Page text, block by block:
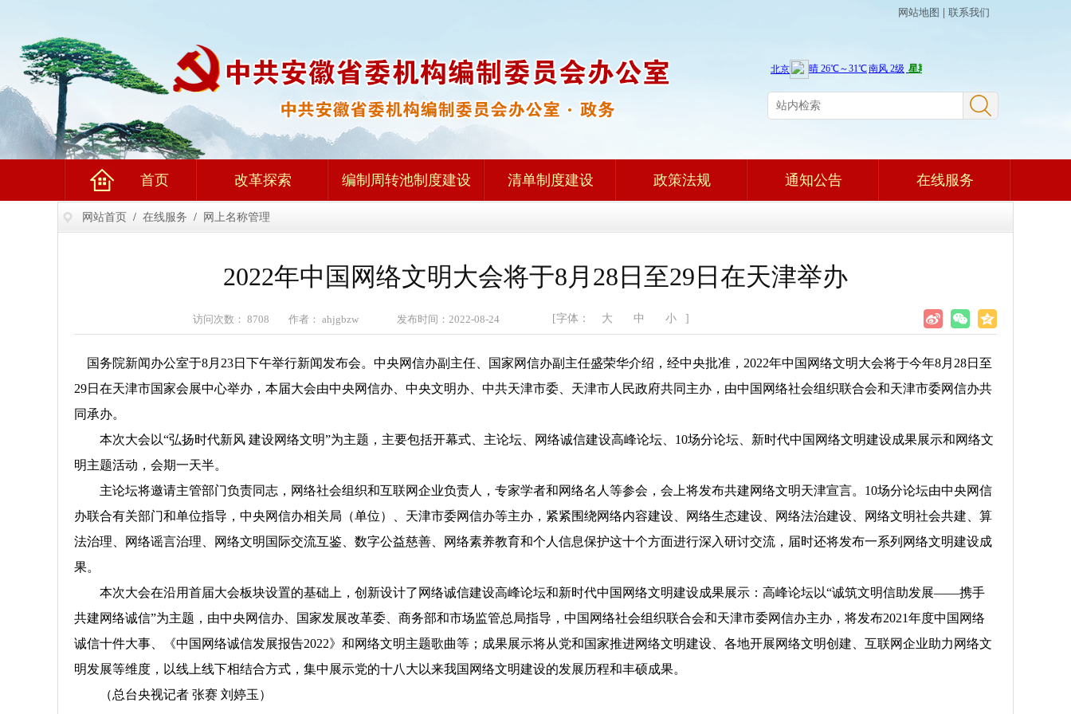
网站地图 联系我们
首页 改革探索 编制周转池制度建设 清单制度建设 政策法规 通知公告 在线服务
网站首页 / 在线服务 / 网上名称管理
2022年中国网络文明大会将于8月28日至29日在天津举办
访问次数： 8708 作者： ahjgbzw 发布时间：2022-08-24 [字体： 大 中 小 ]
国务院新闻办公室于8月23日下午举行新闻发布会。中央网信办副主任、国家网信办副主任盛荣华介绍，经中央批准， 2022年中国网络文明大会将于今年8月28日至
29日在天津市国家会展中心举办 ，本届大会由中央网信办、中央文明办、中共天津市委、天津市人民政府共同主办，由中国网络社会组织联合会和天津市委网信办共
同承办。
本次大会以“弘扬时代新风 建设网络文明”为主题，主要包括开幕式、主论坛、网络诚信建设高峰论坛、10场分论坛、新时代中国网络文明建设成果展示和网络文
明主题活动，会期一天半。
主论坛将邀请主管部门负责同志，网络社会组织和互联网企业负责人，专家学者和网络名人等参会，会上将发布共建网络文明天津宣言。10场分论坛由中央网信
办联合有关部门和单位指导，中央网信办相关局（单位）、天津市委网信办等主办，紧紧围绕网络内容建设、网络生态建设、网络法治建设、网络文明社会共建、算
法治理、网络谣言治理、网络文明国际交流互鉴、数字公益慈善、网络素养教育和个人信息保护这十个方面进行深入研讨交流，届时还将发布一系列网络文明建设成
果。
本次大会在沿用首届大会板块设置的基础上，创新设计了网络诚信建设高峰论坛和新时代中国网络文明建设成果展示：高峰论坛以“诚筑文明信助发展——携手
共建网络诚信”为主题，由中央网信办、国家发展改革委、商务部和市场监管总局指导，中国网络社会组织联合会和天津市委网信办主办，将发布2021年度中国网络
诚信十件大事、《中国网络诚信发展报告2022》和网络文明主题歌曲等；成果展示将从党和国家推进网络文明建设、各地开展网络文明创建、互联网企业助力网络文
明发展等维度，以线上线下相结合方式，集中展示党的十八大以来我国网络文明建设的发展历程和丰硕成果。
（总台央视记者 张赛 刘婷玉）